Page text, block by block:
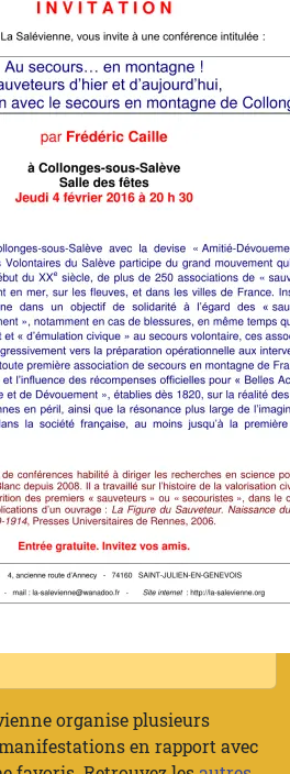
organise plusieurs
en rapport avec